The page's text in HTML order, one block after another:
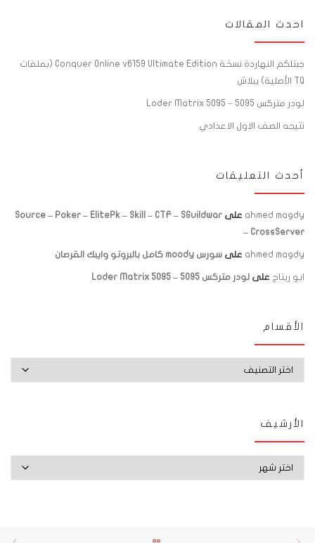
احدث المقالات
جبتلكم النهاردة نسخة Conquer Online v6159 Ultimate Edition (بملفات
TQ الأصلية) ببلاش
لودر متركس 5095 – Loder Matrix 5095
نتيجه الصف الاول الاعدادي
أحدث التعليقات
ahmed magdy على Source – Poker – ElitePk – Skill – CTF – SGuildwar
– CrossServer
ahmed magdy على سورس moody كامل بالبروتو وايبك القرصان
ابو ريتاج على لودر متركس 5095 – Loder Matrix 5095
الأقسام
الأرشيف